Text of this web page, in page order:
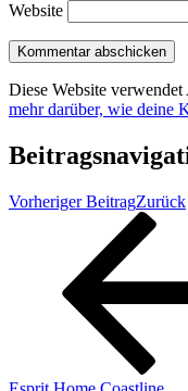
Website
Diese Website
mehr darüber, wie deine
Vorheriger BeitragZurück